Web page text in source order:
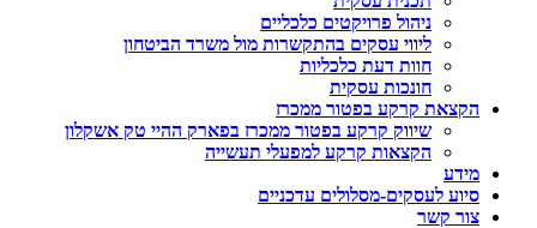
ניהול פרויקטים כלכליים
ליווי עסקים בהתקשרות מול משרד הביטחון
חוות דעת כלכליות
חונכות עסקית
הקצאת קרקע בפטור ממכרז
שיווק קרקע בפטור ממכרז בפארק ההיי טק אשקלון
הקצאות קרקע למפעלי תעשייה
מידע
סיוע לעסקים-מסלולים עדכניים
צור קשר